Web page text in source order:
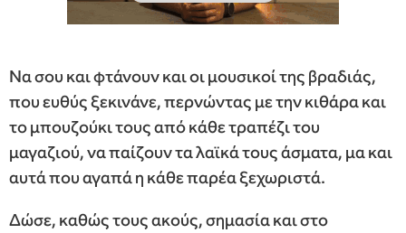
Να σου και φτάνουν και οι μουσικοί της βραδιάς,
που ευθύς ξεκινάνε, περνώντας με την κιθάρα και
το μπουζούκι τους από κάθε τραπέζι του
μαγαζιού, να παίζουν τα λαϊκά τους άσματα, μα και
αυτά που αγαπά η κάθε παρέα ξεχωριστά.
Δώσε, καθώς τους ακούς, σημασία και στο